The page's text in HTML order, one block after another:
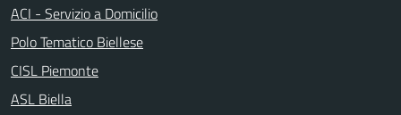
ACI - Servizio a Domicilio
Polo Tematico Biellese
CISL Piemonte
ASL Biella